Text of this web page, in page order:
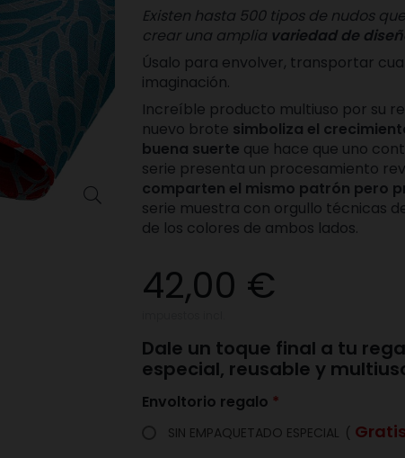
Existen hasta 500 tipos de nudos
crear una amplia variedad de
Úsalo para envolver, transportar
imaginación.
Increíble producto multiuso por su
nuevo brote simboliza el
buena suerte que hace que uno
serie presenta un procesamiento
comparten el mismo patrón pero
serie muestra con orgullo técnicas
de los colores de ambos lados.
42,00 €
Dale un toque final a tu
especial, reusable y
Envoltorio regalo
SIN EMPAQUETADO ESPECIAL ( Gratis